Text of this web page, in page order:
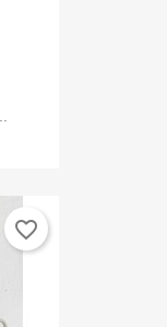
favorite_border